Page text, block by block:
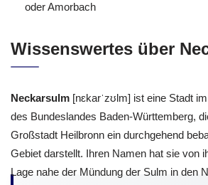
oder Amorbach
Wissenswertes über
Neckarsulm [nɛkarˈzʊlm] ist eine Stadt
des Bundeslandes Baden-Württemberg,
Großstadt Heilbronn ein durchgehend
Gebiet darstellt. Ihren Namen hat sie von
Lage nahe der Mündung der Sulm in den